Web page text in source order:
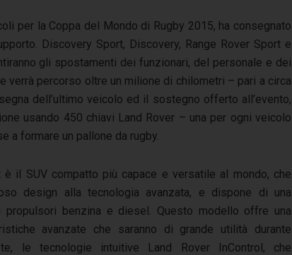
per la Coppa del Mondo di Rugby 2015, ha consegnato
Discovery Sport, Discovery, Range Rover Sport e
gli spostamenti dei funzionari, del personale e dei
verrà percorso oltre un milione di chilometri – pari a circa
dell’ultimo veicolo ed il sostegno offerto all’evento,
usando 450 chiavi Land Rover – una per ogni veicolo
a formare un pallone da rugby.
è il SUV compatto più capace e versatile al mondo, che
design alla tecnologia avanzata, e dispone di una
propulsori benzina e diesel. Questo modello offre una
avanzate che saranno di grande utilità durante
le tecnologie intuitive Land Rover InControl, che